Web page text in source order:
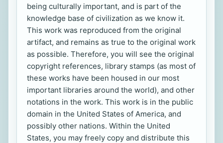
being culturally important, and is part of the
knowledge base of civilization as we know it.
This work was reproduced from the original
artifact, and remains as true to the original work
as possible. Therefore, you will see the original
copyright references, library stamps (as most of
these works have been housed in our most
important libraries around the world), and other
notations in the work. This work is in the public
domain in the United States of America, and
possibly other nations. Within the United
States, you may freely copy and distribute this